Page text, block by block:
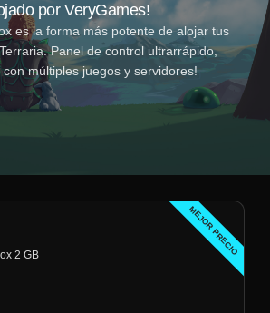
por VeryGames!
es la forma más potente de alojar tus
Panel de control ultrarrápido,
múltiples juegos y servidores!
MEJOR PRECIO
2 GB